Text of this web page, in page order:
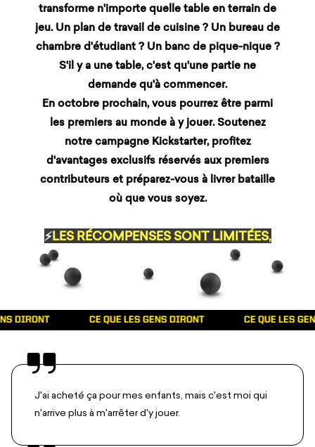
transforme n'importe quelle table en terrain de
jeu. Un plan de travail de cuisine ? Un bureau de
chambre d'étudiant ? Un banc de pique-nique ?
S'il y a une table, c'est qu'une partie ne
demande qu'à commencer.
En octobre prochain, vous pourrez être parmi
les premiers au monde à y jouer. Soutenez
notre campagne Kickstarter, profitez
d'avantages exclusifs réservés aux premiers
contributeurs et préparez-vous à livrer bataille
où que vous soyez.
⚡LES RÉCOMPENSES SONT LIMITÉES,
NE MANQUEZ PAS LE PREMIER JOUR !
CE QUE LES GENS DIRONT CE QUE LES GENS
J'ai acheté ça pour mes enfants, mais c'est moi qui
n'arrive plus à m'arrêter d'y jouer.